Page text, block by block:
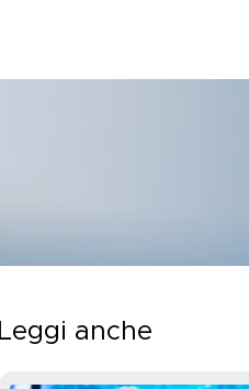
Leggi anche